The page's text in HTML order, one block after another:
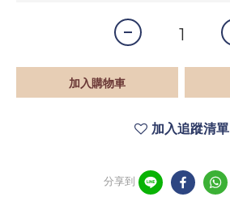
加入購物車
加入追蹤清單
分享到